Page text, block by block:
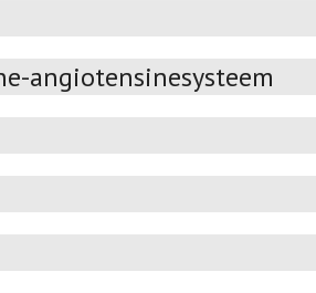
angiotensinesysteem